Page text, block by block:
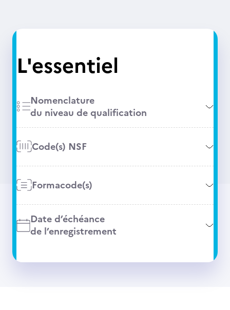
L'essentiel
Nomenclature
du niveau de qualification
Code(s) NSF
Formacode(s)
Date d’échéance
de l’enregistrement